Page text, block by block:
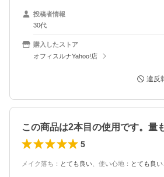
投稿者情報
30代
購入したストア
オフィスルナYahoo!店
違反
5
メイク落ち ： とても良い 使い心地 ： とても良い